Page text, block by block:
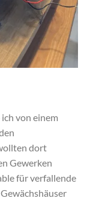
von einem
dort
Gewerken
für verfallende